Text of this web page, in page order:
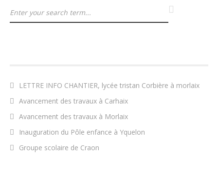
LETTRE INFO CHANTIER, lycée tristan Corbière à morlaix
Avancement des travaux à Carhaix
Avancement des travaux à Morlaix
Inauguration du Pôle enfance à Yquelon
Groupe scolaire de Craon